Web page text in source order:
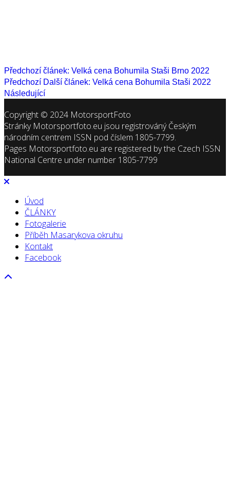
Předchozí článek: Velká cena Bohumila Staši Brno 2022
Předchozí Další článek: Velká cena Bohumila Staši 2022
Následující
Copyright © 2024 MotorsportFoto
Stránky Motorsportfoto.eu jsou registrováný Českým
národním centrem ISSN pod číslem 1805-7799.
Pages Motorsportfoto.eu are registered by the Czech ISSN
National Centre under number 1805-7799
Úvod
ČLÁNKY
Fotogalerie
Příběh Masarykova okruhu
Kontakt
Facebook